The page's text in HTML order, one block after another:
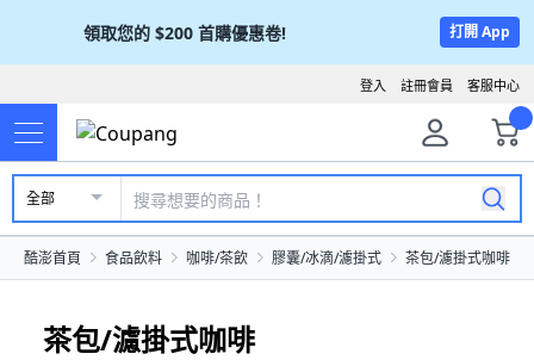
領取您的 $200 首購優惠卷! 打開 App
客服中心
註冊會員
登入
全部
酷澎首頁 食品飲料 咖啡/茶飲 膠囊/冰滴/濾掛式 茶包/濾掛式咖啡
茶包/濾掛式咖啡